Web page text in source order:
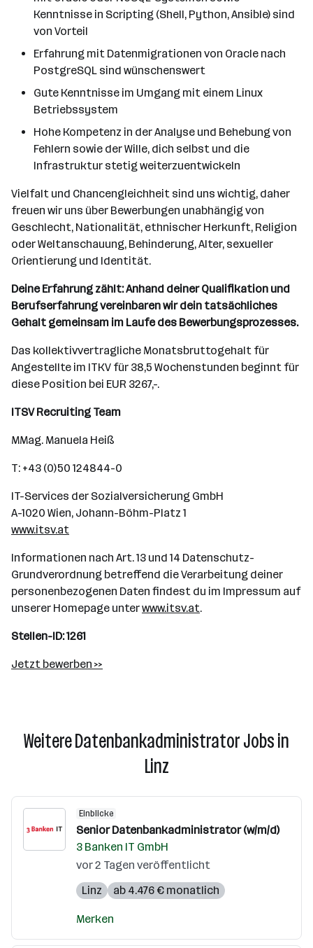
Kenntnisse in Scripting (Shell, Python, Ansible) sind
von Vorteil
Erfahrung mit Datenmigrationen von Oracle nach
PostgreSQL sind wünschenswert
Gute Kenntnisse im Umgang mit einem Linux
Betriebssystem
Hohe Kompetenz in der Analyse und Behebung von
Fehlern sowie der Wille, dich selbst und die
Infrastruktur stetig weiterzuentwickeln
Vielfalt und Chancengleichheit sind uns wichtig, daher
freuen wir uns über Bewerbungen unabhängig von
Geschlecht, Nationalität, ethnischer Herkunft, Religion
oder Weltanschauung, Behinderung, Alter, sexueller
Orientierung und Identität.
Deine Erfahrung zählt: Anhand deiner Qualifikation und
Berufserfahrung vereinbaren wir dein tatsächliches
Gehalt gemeinsam im Laufe des Bewerbungsprozesses.
Das kollektivvertragliche Monatsbruttogehalt für
Angestellte im ITKV für 38,5 Wochenstunden beginnt für
diese Position bei EUR 3267,-.
ITSV Recruiting Team
MMag. Manuela Heiß
T: +43 (0)50 124844-0
IT-Services der Sozialversicherung GmbH
A-1020 Wien, Johann-Böhm-Platz 1
www.itsv.at
Informationen nach Art. 13 und 14 Datenschutz-
Grundverordnung betreffend die Verarbeitung deiner
personenbezogenen Daten findest du im Impressum auf
unserer Homepage unterwww.itsv.at.
Stellen-ID: 1261
Jetzt bewerben >>
Weitere Datenbankadministrator Jobs in
Linz
Einblicke
Senior Datenbankadministrator (w/m/d)
3 Banken IT GmbH
vor 2 Tagen veröffentlicht
Linz
ab 4.476 € monatlich
Merken